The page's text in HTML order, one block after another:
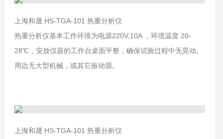
上海和晟 HS-TGA-101 热重分析仪
热重分析仪基本工作环境为电源220V,10A ，环境温度 20-
28℃，安放仪器的工作台桌面平整，确保试验过程中无晃动。
周边无大型机械，或其它振动源。
上海和晟 HS-TGA-101 热重分析仪